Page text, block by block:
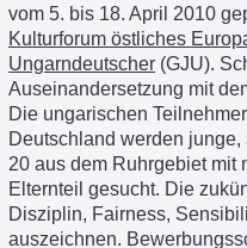
vom 5. bis 18. April 2010
Kulturforum östliches
Ungarndeutscher (GJU).
Auseinandersetzung mit
Die ungarischen
Deutschland werden
20 aus dem Ruhrgebiet mit
Elternteil gesucht. Die
Disziplin, Fairness,
auszeichnen.